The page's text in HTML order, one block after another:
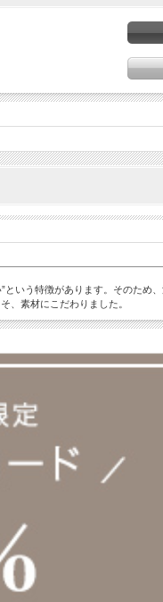
という特徴があります。そのた
、素材にこだわりました。